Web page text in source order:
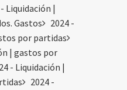
Liquidación |
Gastos
2024 -
por partidas
| gastos por
- Liquidación |
2024 -